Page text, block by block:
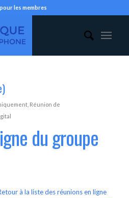
les membres
, Réunion de
du groupe
à la liste des réunions en ligne